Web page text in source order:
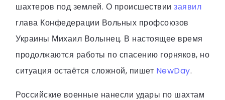
шахтеров под землей. О происшествии заявил
глава Конфедерации Вольных профсоюзов
Украины Михаил Волынец. В настоящее время
продолжаются работы по спасению горняков, но
ситуация остаётся сложной, пишет NewDay.
Российские военные нанесли удары по шахтам